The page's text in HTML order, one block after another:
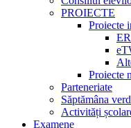
PROIECTE
Proiecte
Proiecte
Parteneriate
Săptămâna
Activități
Examene